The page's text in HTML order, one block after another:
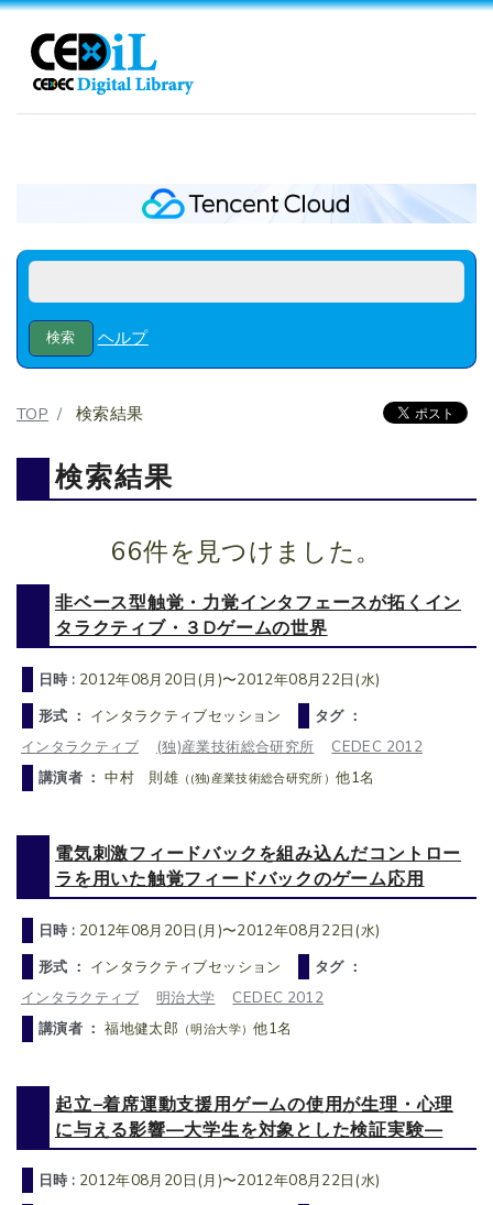
ヘルプ
TOP 検索結果
検索結果
66件を見つけました。
非ベース型触覚・力覚インタフェースが拓くイン
タラクティブ・３Dゲームの世界
日時 : 2012年08月20日(月)〜2012年08月22日(水)
形式 ： インタラクティブセッション
タグ ：
インタラクティブ
(独)産業技術総合研究所
CEDEC 2012
講演者 ：中村 則雄 （(独)産業技術総合研究所）他1名
電気刺激フィードバックを組み込んだコントロー
ラを用いた触覚フィードバックのゲーム応用
日時 : 2012年08月20日(月)〜2012年08月22日(水)
形式 ： インタラクティブセッション
タグ ：
インタラクティブ
明治大学
CEDEC 2012
講演者 ：福地健太郎 （明治大学）他1名
起立−着席運動支援用ゲームの使用が生理・心理
に与える影響—大学生を対象とした検証実験—
日時 : 2012年08月20日(月)〜2012年08月22日(水)